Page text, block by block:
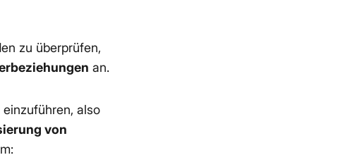
zu überprüfen,
an.
einzuführen, also
von